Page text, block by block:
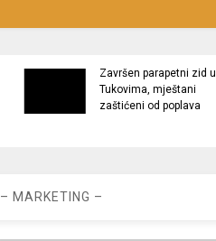
Završen parapetni zid u
Tukovima, mještani
zaštićeni od poplava
– MARKETING –